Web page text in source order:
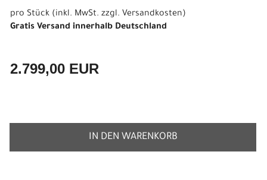
pro Stück (inkl. MwSt. zzgl. Versandkosten)
Gratis Versand innerhalb Deutschland
2.799,00 EUR
IN DEN WARENKORB